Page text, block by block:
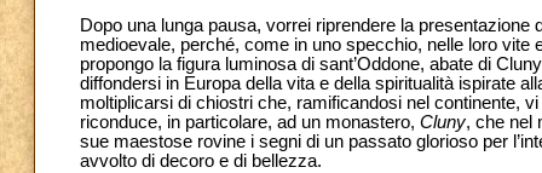
Dopo una lunga pausa, vorrei riprendere la
medioevale, perché, come in uno specchio, nelle loro
propongo la figura luminosa di sant’Oddone, abate di
diffondersi in Europa della vita e della spiritualità ispirate
moltiplicarsi di chiostri che, ramificandosi nel continente,
riconduce, in particolare, ad un monastero, Cluny, che nel
sue maestose rovine i segni di un passato glorioso per
avvolto di decoro e di bellezza.